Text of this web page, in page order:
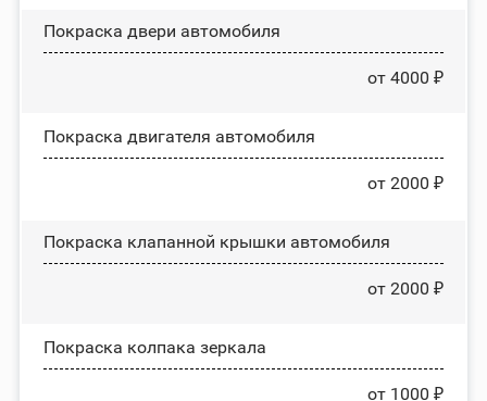
Покраска двери автомобиля
от 4000 ₽
Покраска двигателя автомобиля
от 2000 ₽
Покраска клапанной крышки автомобиля
от 2000 ₽
Покраска колпака зеркала
от 1000 ₽